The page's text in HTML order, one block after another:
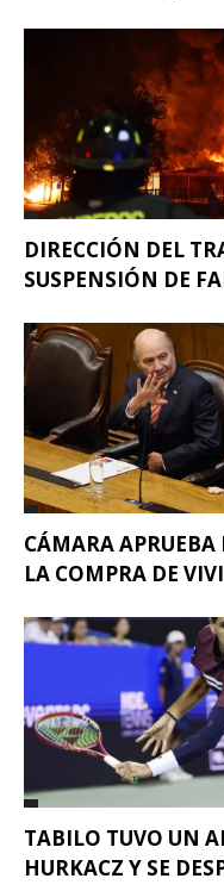
DIRECCIÓN DEL
SUSPENSIÓN DE
CÁMARA APRUEBA
LA COMPRA DE
TABILO TUVO UN
HURKACZ Y SE